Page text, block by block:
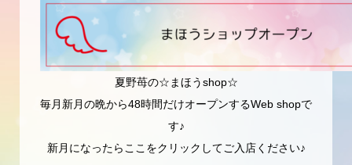
夏野苺の☆まほうshop☆
毎月新月の晩から48時間だけオープンするWeb shopで
す♪
新月になったらここをクリックしてご入店ください♪